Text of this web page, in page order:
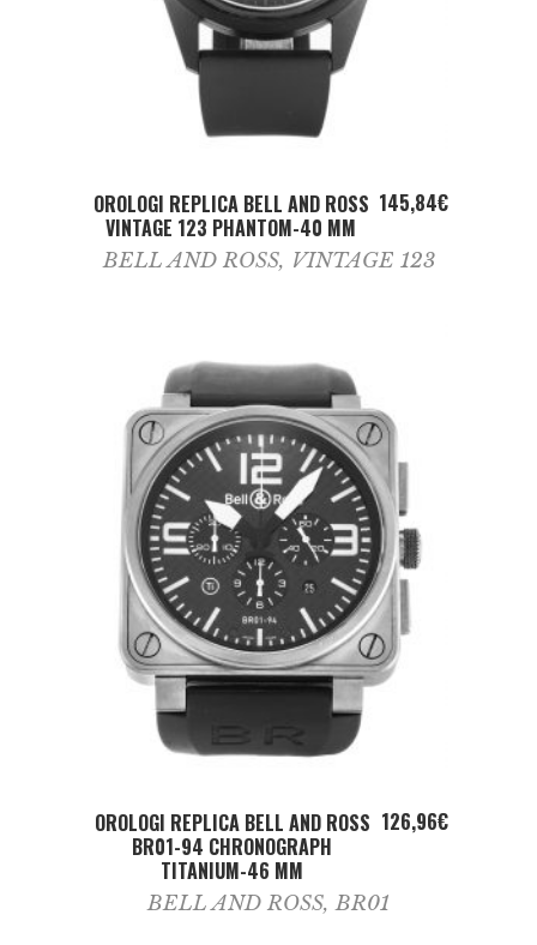
ADD TO CART
OROLOGI REPLICA BELL AND ROSS
VINTAGE 123 PHANTOM-40 MM
145,84€
BELL AND ROSS, VINTAGE 123
ADD TO CART
OROLOGI REPLICA BELL AND ROSS
BR01-94 CHRONOGRAPH
TITANIUM-46 MM
126,96€
BELL AND ROSS,BR01